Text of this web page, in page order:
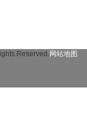
Reserved. 网站地图